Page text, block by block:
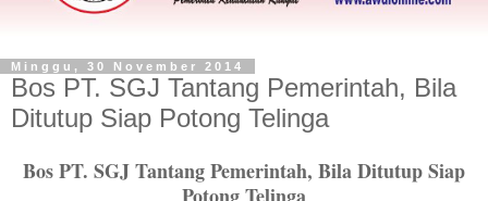
Minggu, 30 November 2014
Bos PT. SGJ Tantang Pemerintah, Bila
Ditutup Siap Potong Telinga
Bos PT. SGJ Tantang Pemerintah, Bila Ditutup Siap